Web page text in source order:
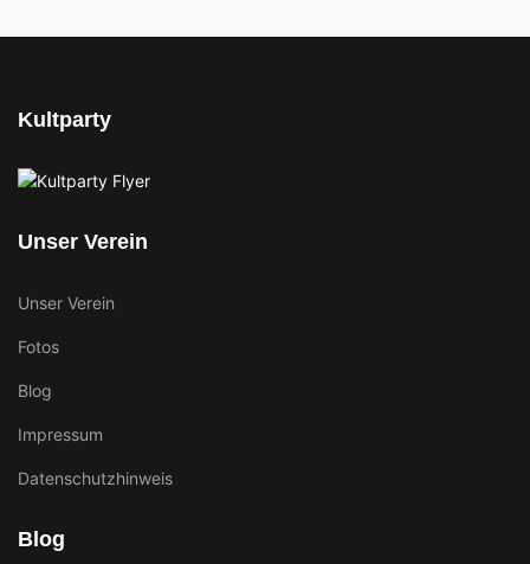
Kultparty
Unser Verein
Unser Verein
Fotos
Blog
Impressum
Datenschutzhinweis
Blog